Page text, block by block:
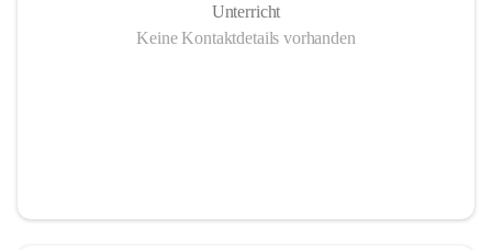
Unterricht
Keine Kontaktdetails vorhanden